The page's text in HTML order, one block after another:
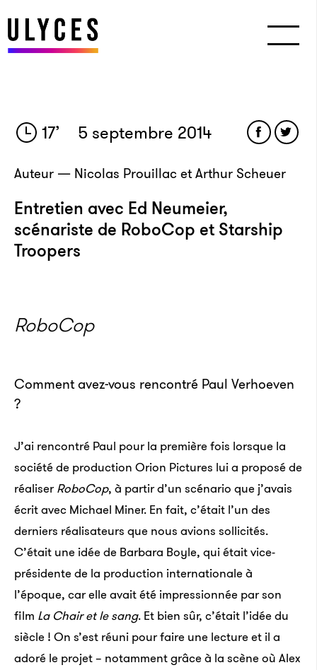
17’ 5 septembre 2014
Auteur — Nicolas Prouillac et Arthur Scheuer
Entretien avec Ed Neumeier,
scénariste de RoboCop et Starship
Troopers
RoboCop
Comment avez-vous rencontré Paul Verhoeven
?
J’ai rencontré Paul pour la première fois lorsque la
société de production Orion Pictures lui a proposé de
réaliserRoboCop, à partir d’un scénario que j’avais
écrit avec Michael Miner. En fait, c’était l’un des
derniers réalisateurs que nous avions sollicités.
C’était une idée de Barbara Boyle, qui était vice-
présidente de la production internationale à
l’époque, car elle avait été impressionnée par son
film La Chair et le sang. Et bien sûr, c’était l’idée du
siècle ! On s’est réuni pour faire une lecture et il a
adoré le projet – notamment grâce à la scène où Alex